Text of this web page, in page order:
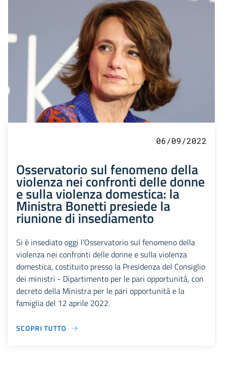
06/09/2022
Osservatorio sul fenomeno della
violenza nei confronti delle donne
e sulla violenza domestica: la
Ministra Bonetti presiede la
riunione di insediamento
Si è insediato oggi l’Osservatorio sul fenomeno della
violenza nei confronti delle donne e sulla violenza
domestica, costituito presso la Presidenza del Consiglio
dei ministri - Dipartimento per le pari opportunità, con
decreto della Ministra per le pari opportunità e la
famiglia del 12 aprile 2022.
SCOPRI TUTTO